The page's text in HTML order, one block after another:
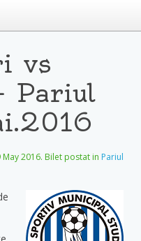
vs
Pariul
May 2016. Bilet postat in Pariul